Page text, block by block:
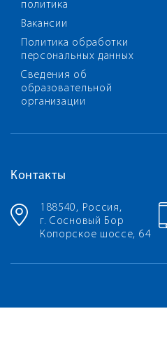
политика
Вакансии
Политика обработки
персональных данных
Сведения об
образовательной
организации
Контакты
188540, Россия,
г. Сосновый Бор
Копорское шоссе, 64